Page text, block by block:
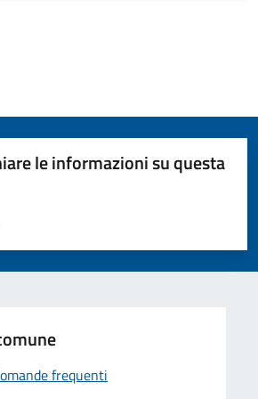
le informazioni su questa
5 stelle su 5
stelle su 5
su 5
5
frequenti